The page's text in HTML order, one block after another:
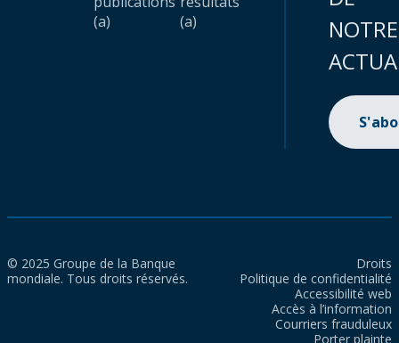
(a)
(a)
NOTRE
© 2025 Groupe de la Banque
mondiale. Tous droits réservés.
Droits
Politique de confidentialité
Accessibilité web
Accès à l’information
Courriers frauduleux
Porter plainte